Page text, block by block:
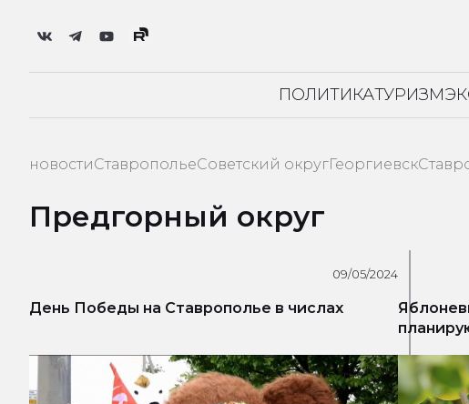
ПОЛИТИКАТУРИЗМ
новостиСтавропольеСоветский округГеоргиевск
Предгорный округ
09/05/2024
День Победы на Ставрополье в числах